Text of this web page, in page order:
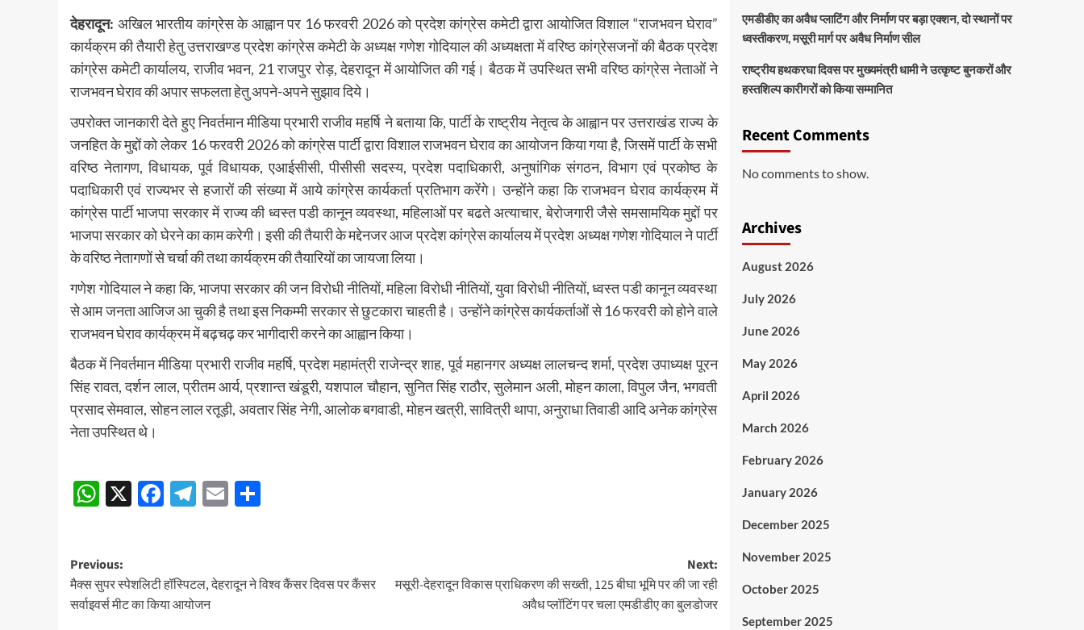
देहरादून: अखिल भारतीय कांग्रेस के आह्वान पर 16 फरवरी 2026 को प्रदेश कांग्रेस कमेटी द्वारा आयोजित विशाल “राजभवन घेराव”
कार्यक्रम की तैयारी हेतु उत्तराखण्ड प्रदेश कांग्रेस कमेटी के अध्यक्ष गणेश गोदियाल की अध्यक्षता में वरिष्ठ कांग्रेसजनों की बैठक प्रदेश
कांग्रेस कमेटी कार्यालय, राजीव भवन, 21 राजपुर रोड़, देहरादून में आयोजित की गई। बैठक में उपस्थित सभी वरिष्ठ कांग्रेस नेताओं ने
राजभवन घेराव की अपार सफलता हेतु अपने-अपने सुझाव दिये।
उपरोक्त जानकारी देते हुए निवर्तमान मीडिया प्रभारी राजीव महर्षि ने बताया कि, पार्टी के राष्ट्रीय नेतृत्व के आह्वान पर उत्तराखंड राज्य के
जनहित के मुद्दों को लेकर 16 फरवरी 2026 को कांग्रेस पार्टी द्वारा विशाल राजभवन घेराव का आयोजन किया गया है, जिसमें पार्टी के सभी
वरिष्ठ नेतागण, विधायक, पूर्व विधायक, एआईसीसी, पीसीसी सदस्य, प्रदेश पदाधिकारी, अनुषांगिक संगठन, विभाग एवं प्रकोष्ठ के
पदाधिकारी एवं राज्यभर से हजारों की संख्या में आये कांग्रेस कार्यकर्ता प्रतिभाग करेंगे। उन्होंने कहा कि राजभवन घेराव कार्यक्रम में
कांग्रेस पार्टी भाजपा सरकार में राज्य की ध्वस्त पडी कानून व्यवस्था, महिलाओं पर बढते अत्याचार, बेरोजगारी जैसे समसामयिक मुद्दों पर
भाजपा सरकार को घेरने का काम करेगी। इसी की तैयारी के मद्देनजर आज प्रदेश कांग्रेस कार्यालय में प्रदेश अध्यक्ष गणेश गोदियाल ने पार्टी
के वरिष्ठ नेतागणों से चर्चा की तथा कार्यक्रम की तैयारियों का जायजा लिया।
गणेश गोदियाल ने कहा कि, भाजपा सरकार की जन विरोधी नीतियों, महिला विरोधी नीतियों, युवा विरोधी नीतियों, ध्वस्त पडी कानून व्यवस्था
से आम जनता आजिज आ चुकी है तथा इस निकम्मी सरकार से छुटकारा चाहती है। उन्होंने कांग्रेस कार्यकर्ताओं से 16 फरवरी को होने वाले
राजभवन घेराव कार्यक्रम में बढ़चढ़ कर भागीदारी करने का आह्वान किया।
बैठक में निवर्तमान मीडिया प्रभारी राजीव महर्षि, प्रदेश महामंत्री राजेन्द्र शाह, पूर्व महानगर अध्यक्ष लालचन्द शर्मा, प्रदेश उपाध्यक्ष पूरन
सिंह रावत, दर्शन लाल, प्रीतम आर्य, प्रशान्त खंडूरी, यशपाल चौहान, सुनित सिंह राठौर, सुलेमान अली, मोहन काला, विपुल जैन, भगवती
प्रसाद सेमवाल, सोहन लाल रतूड़ी, अवतार सिंह नेगी, आलोक बगवाडी, मोहन खत्री, सावित्री थापा, अनुराधा तिवाडी आदि अनेक कांग्रेस
नेता उपस्थित थे।
Post
navigation
WhatsApp
X Facebook
Telegram
Email
Post
navigation
Previous:
मैक्स सुपर स्पेशलिटी हॉस्पिटल, देहरादून ने विश्व कैंसर दिवस पर कैंसर
सर्वाइवर्स मीट का किया आयोजन
Next:
मसूरी-देहरादून विकास प्राधिकरण की सख्ती, 125 बीघा भूमि पर की जा रही
अवैध प्लॉटिंग पर चला एमडीडीए का बुलडोजर
एमडीडीए का अवैध प्लाटिंग और निर्माण पर बड़ा एक्शन, दो स्थानों पर
ध्वस्तीकरण, मसूरी मार्ग पर अवैध निर्माण सील
राष्ट्रीय हथकरघा दिवस पर मुख्यमंत्री धामी ने उत्कृष्ट बुनकरों और
हस्तशिल्प कारीगरों को किया सम्मानित
Recent Comments
No comments to show.
Archives
August 2026
July 2026
June 2026
May 2026
April 2026
March 2026
February 2026
January 2026
December 2025
November 2025
October 2025
September 2025